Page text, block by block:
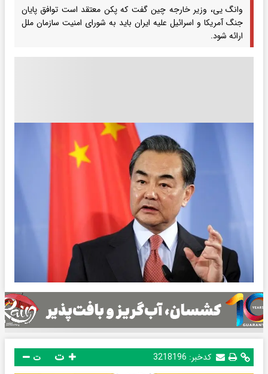
وانگ یی، وزیر خارجه چین گفت که پکن معتقد است توافق پایان
جنگ آمریکا و اسرائیل علیه ایران باید به شورای امنیت سازمان ملل
ارائه شود.
کدخبر: 3218196 ت